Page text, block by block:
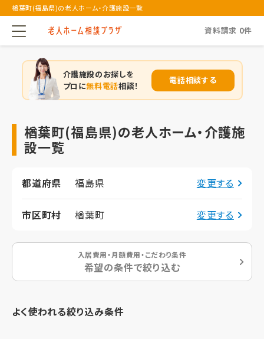
楢葉町(福島県)の老人ホーム・介護施設一覧
資料請求 0件
介護施設のお探しを
プロに無料電話相談！
電話相談する
楢葉町(福島県)の老人ホーム・介護施
設一覧
都道府県 福島県 変更する
市区町村 楢葉町 変更する
入居費用・月額費用・こだわり条件
希望の条件で絞り込む
よく使われる絞り込み条件